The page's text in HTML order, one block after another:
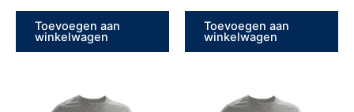
Toevoegen aan
winkelwagen
Toevoegen aan
winkelwagen